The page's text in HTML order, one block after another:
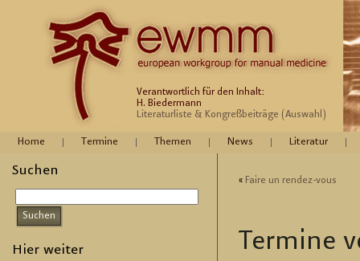
Verantwortlich für den Inhalt:
H. Biedermann
Literaturliste & Kongreßbeiträge (Auswahl)
Home Termine Themen News Literatur
Suchen
Hier weiter
« Faire un ren­dez-vous
Ter­mi­ne